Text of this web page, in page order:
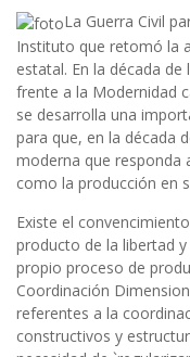
La Guerra Civil
Instituto que retomó la
estatal. En la década
frente a la Modernidad
se desarrolla una
para que, en la década
moderna que responda
como la producción en
Existe el
producto de la libertad
propio proceso de
Coordinación
referentes a la
constructivos y